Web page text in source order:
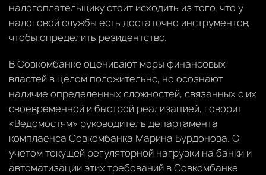
налогоплательщику стоит исходить из того, что у
налоговой службы есть достаточно инструментов,
чтобы определить резидентство.
В Совкомбанке оценивают меры финансовых
властей в целом положительно, но осознают
наличие определенных сложностей, связанных с их
своевременной и быстрой реализацией, говорит
«Ведомостям» руководитель департамента
комплаенса Совкомбанка Марина Бурдонова. С
учетом текущей регуляторной нагрузки на банки и
автоматизации этих требований в Совкомбанке